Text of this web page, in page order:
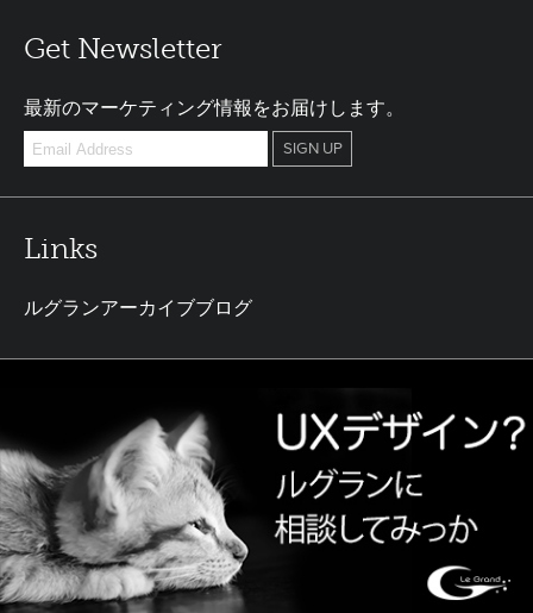
Get Newsletter
最新のマーケティング情報をお届けします。
Links
ルグランアーカイブブログ